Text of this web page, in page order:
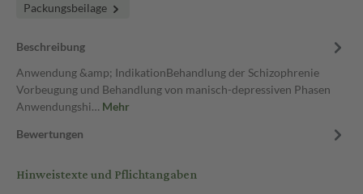
Packungsbeilage
Beschreibung
Anwendung &amp; IndikationBehandlung der Schizophrenie
Vorbeugung und Behandlung von manisch-depressiven Phasen
Anwendungshi… Mehr
Bewertungen
Hinweistexte und Pflichtangaben